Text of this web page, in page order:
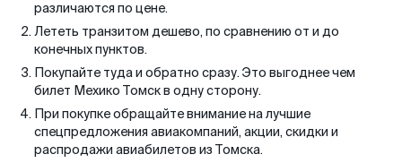
различаются по цене.
Лететь транзитом дешево, по сравнению от и до
конечных пунктов.
Покупайте туда и обратно сразу. Это выгоднее чем
билет Мехико Томск в одну сторону.
При покупке обращайте внимание на лучшие
спецпредложения авиакомпаний, акции, скидки и
распродажи авиабилетов из Томска.